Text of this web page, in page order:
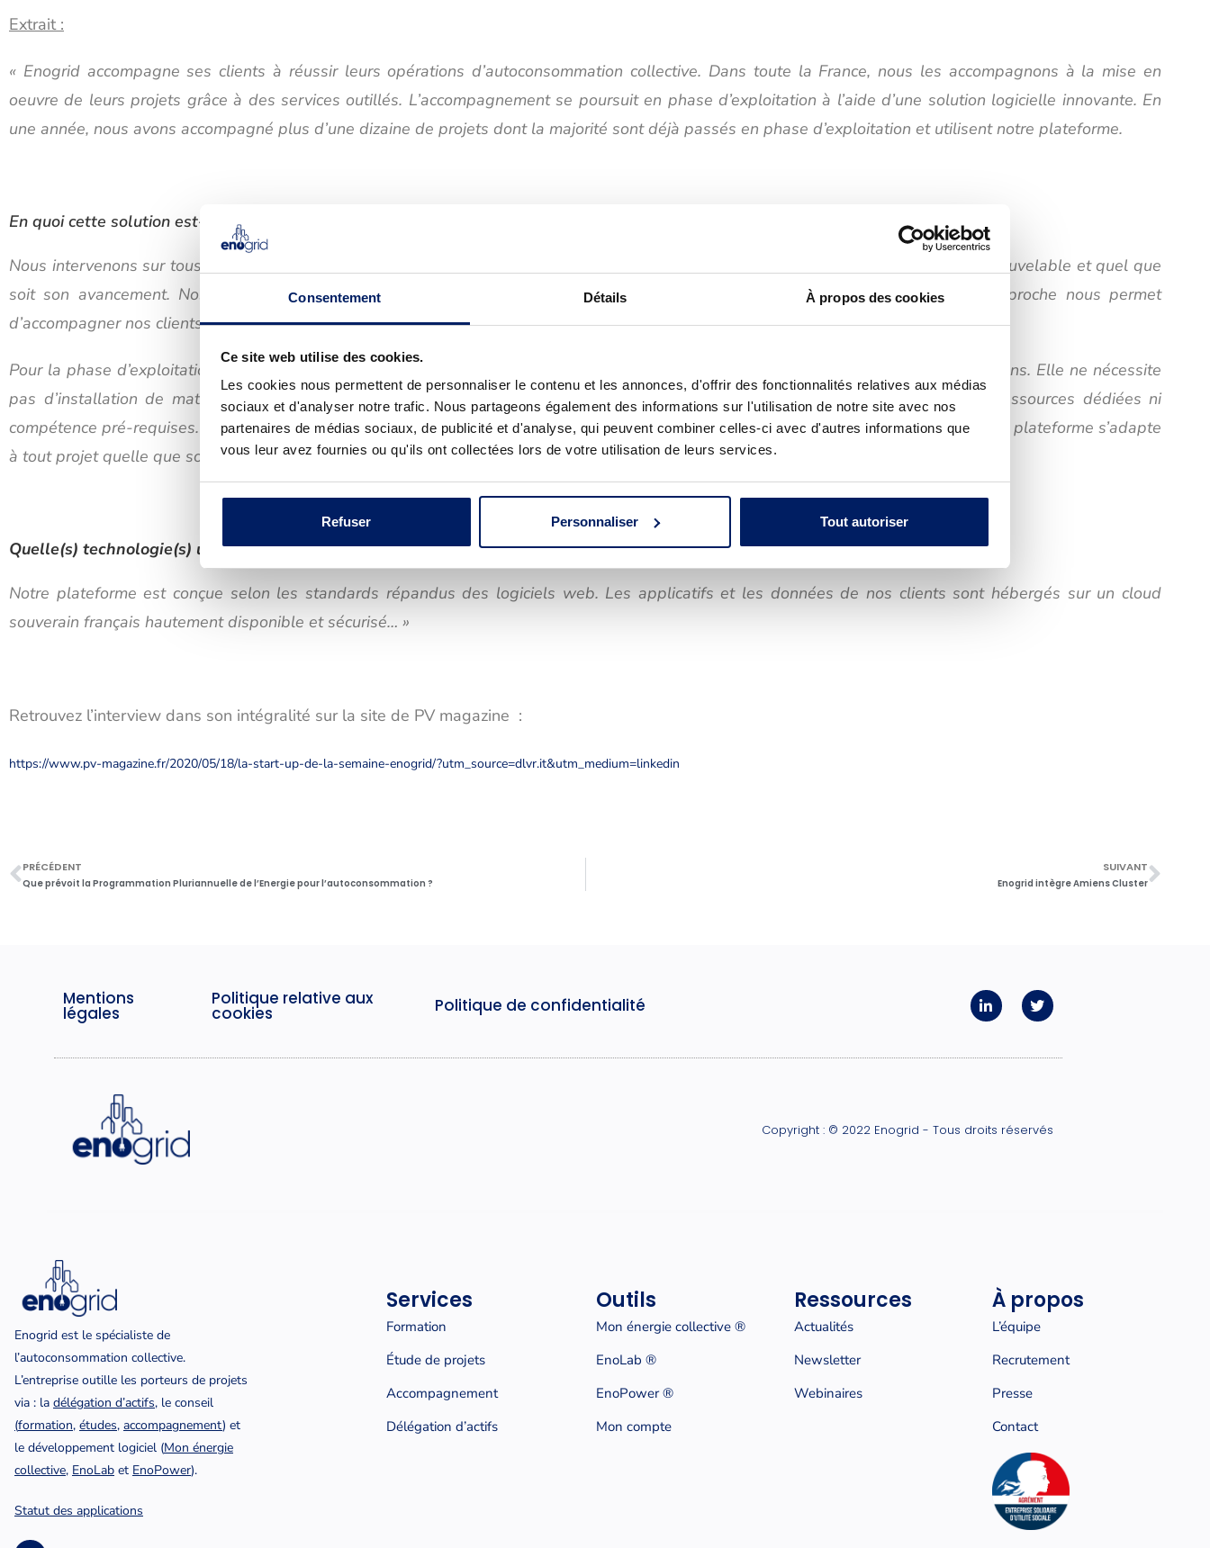
Consentement Détails À propos des cookies
Ce site web utilise des cookies.
Les cookies nous permettent de personnaliser le contenu et les annonces, d'offrir des fonctionnalités relatives aux médias
sociaux et d'analyser notre trafic. Nous partageons également des informations sur l'utilisation de notre site avec nos
partenaires de médias sociaux, de publicité et d'analyse, qui peuvent combiner celles-ci avec d'autres informations que
vous leur avez fournies ou qu'ils ont collectées lors de votre utilisation de leurs services.
Refuser Personnaliser Tout autoriser
Extrait :
« Enogrid accompagne ses clients à réussir leurs opérations d’autoconsommation collective. Dans toute la France, nous les accompagnons à la mise en
oeuvre de leurs projets grâce à des services outillés. L’accompagnement se poursuit en phase d’exploitation à l’aide d’une solution logicielle innovante. En
une année, nous avons accompagné plus d’une dizaine de projets dont la majorité sont déjà passés en phase d’exploitation et utilisent notre plateforme.
En quoi cette solution est-elle innovante ?
Nous intervenons sur tous types de projets, du plus simple au plus complexes, quelle que soit la source de production d’électricité renouvelable et quel que
soit son avancement. Nos différentes offres répondent aux besoins de nos clients durant toute la vie de leurs projets. Cette approche nous permet
d’accompagner nos clients sur le long terme.
Pour la phase d’exploitation, nous avons développé une plateforme web qui assure la gestion technique et administrative des opérations. Elle ne nécessite
pas d’installation de matériel chez les participants et permet au collectif d’administrer leurs opérations en toute simplicité, sans ressources dédiées ni
compétence pré-requises. Les informations sont partagées entre tous les participants dans le respect de leurs données personnelles. La plateforme s’adapte
à tout projet quelle que soit la source de production et le nombre de participants.
Quelle(s) technologie(s) utilisez-vous ?
Notre plateforme est conçue selon les standards répandus des logiciels web. Les applicatifs et les données de nos clients sont hébergés sur un cloud
souverain français hautement disponible et sécurisé… »
Retrouvez l’interview dans son intégralité sur la site de PV magazine :
https://www.pv-magazine.fr/2020/05/18/la-start-up-de-la-semaine-enogrid/?utm_source=dlvr.it&utm_medium=linkedin
PRÉCÉDENT
Que prévoit la Programmation Pluriannuelle de l’Energie pour l’autoconsommation ?
SUIVANT
Enogrid intègre Amiens Cluster
Mentions
légales
Politique relative aux
cookies Politique de confidentialité
Copyright : © 2022 Enogrid - Tous droits réservés
Enogrid est le spécialiste de
l’autoconsommation collective.
L’entreprise outille les porteurs de projets
via : la délégation d’actifs, le conseil
(formation, études, accompagnement) et
le développement logiciel (Mon énergie
collective, EnoLab et EnoPower).
Statut des applications
Services
Formation
Étude de projets
Accompagnement
Délégation d’actifs
Outils
Mon énergie collective ®
EnoLab ®
EnoPower ®
Mon compte
Ressources
Actualités
Newsletter
Webinaires
À propos
L’équipe
Recrutement
Presse
Contact